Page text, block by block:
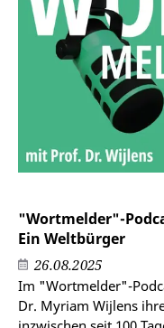
"Wortmelder"-
Ein Weltbürger
26.08.2025
Im "Wortmelder"-
Dr. Myriam Wijlens